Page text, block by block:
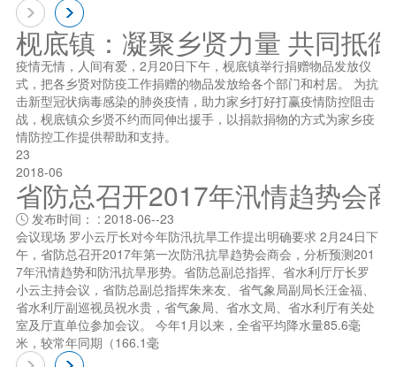
枧底镇：凝聚乡贤力量 共同抵
疫情无情，人间有爱，2月20日下午，枧底镇举行捐赠物品发放仪
式，把各乡贤对防疫工作捐赠的物品发放给各个部门和村居。 为抗
击新型冠状病毒感染的肺炎疫情，助力家乡打好打赢疫情防控阻击
战，枧底镇众乡贤不约而同伸出援手，以捐款捐物的方式为家乡疫
情防控工作提供帮助和支持。
23
2018-06
省防总召开2017年汛情趋势会
发布时间： : 2018-06--23
会议现场 罗小云厅长对今年防汛抗旱工作提出明确要求 2月24日下
午，省防总召开2017年第一次防汛抗旱趋势会商会，分析预测201
7年汛情趋势和防汛抗旱形势。省防总副总指挥、省水利厅厅长罗
小云主持会议，省防总副总指挥朱来友、省气象局副局长汪金福、
省水利厅副巡视员祝水贵，省气象局、省水文局、省水利厅有关处
室及厅直单位参加会议。 今年1月以来，全省平均降水量85.6毫
米，较常年同期（166.1毫